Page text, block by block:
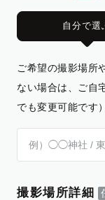
自分で選
ご希望の撮影場所
ない場合は、ご自
でも変更可能です）
撮影場所詳細